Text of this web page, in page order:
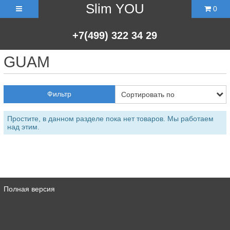
Slim YOU
+7(499) 322 34 29
0
GUAM
Фильтр
Простите, в данном разделе пока нет товаров. Мы работаем
над этим.
Полная версия